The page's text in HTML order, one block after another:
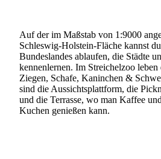
Auf der im Maßstab von 1:9000
Schleswig-Holstein-Fläche kannst
Bundeslandes ablaufen, die Städte
kennenlernen. Im Streichelzoo
Ziegen, Schafe, Kaninchen &
sind die Aussichtsplattform, die
und die Terrasse, wo man Kaffee
Kuchen genießen kann.